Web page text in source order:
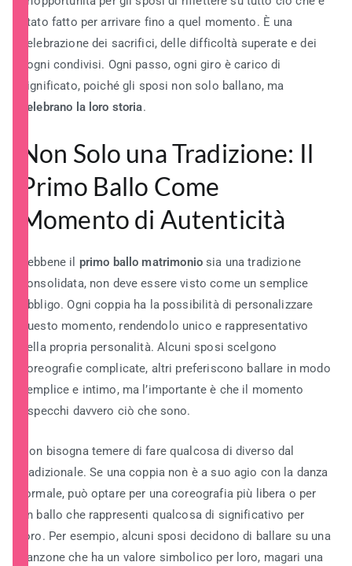
stato fatto per arrivare fino a quel momento. È una
celebrazione dei sacrifici, delle difficoltà superate e dei
sogni condivisi. Ogni passo, ogni giro è carico di
significato, poiché gli sposi non solo ballano, ma
celebrano la loro storia.
Non Solo una Tradizione: Il
Primo Ballo Come
Momento di Autenticità
Sebbene il primo ballo matrimoniosia una tradizione
consolidata, non deve essere visto come un semplice
obbligo. Ogni coppia ha la possibilità di personalizzare
questo momento, rendendolo unico e rappresentativo
della propria personalità. Alcuni sposi scelgono
coreografie complicate, altri preferiscono ballare in modo
semplice e intimo, ma l’importante è che il momento
rispecchi davvero ciò che sono.
Non bisogna temere di fare qualcosa di diverso dal
tradizionale. Se una coppia non è a suo agio con la danza
formale, può optare per una coreografia più libera o per
un ballo che rappresenti qualcosa di significativo per
loro. Per esempio, alcuni sposi decidono di ballare su una
canzone che ha un valore simbolico per loro, magari una